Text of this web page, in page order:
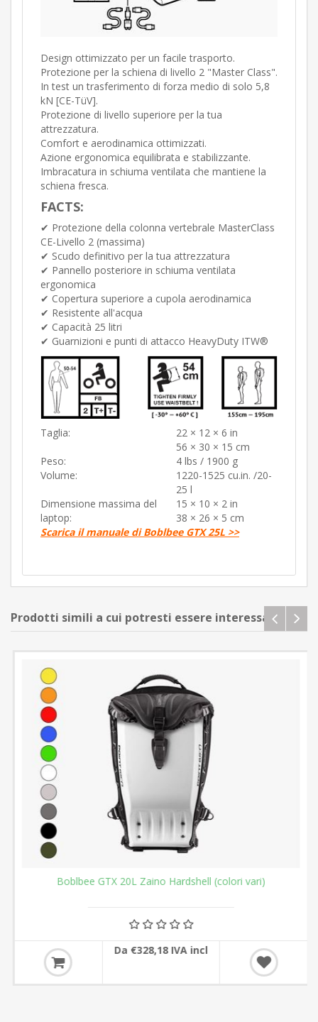
Design ottimizzato per un facile trasporto.
Protezione per la schiena di livello 2 "Master Class".
In test un trasferimento di forza medio di solo 5,8
kN [CE-TüV].
Protezione di livello superiore per la tua
attrezzatura.
Comfort e aerodinamica ottimizzati.
Azione ergonomica equilibrata e stabilizzante.
Imbracatura in schiuma ventilata che mantiene la
schiena fresca.
FACTS:
✔︎ Protezione della colonna vertebrale MasterClass
CE-Livello 2 (massima)
✔︎ Scudo definitivo per la tua attrezzatura
✔︎ Pannello posteriore in schiuma ventilata
ergonomica
✔︎ Copertura superiore a cupola aerodinamica
✔︎ Resistente all'acqua
✔︎ Capacità 25 litri
✔ Guarnizioni e punti di attacco HeavyDuty ITW®
Taglia:
22 × 12 × 6 in
56 × 30 × 15 cm
Peso:
4 lbs / 1900 g
Volume:
1220-1525 cu.in. /20-
25 l
Dimensione massima del
laptop:
15 × 10 × 2 in
38 × 26 × 5 cm
Scarica il manuale di Boblbee GTX 25L >>
Prodotti simili a cui potresti essere interessato
Boblbee GTX 20L Zaino Hardshell (colori vari)
Da €328,18 IVA incl